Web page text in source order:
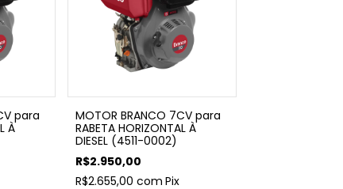
para
À
MOTOR BRANCO 7CV para
RABETA HORIZONTAL À
DIESEL (4511-0002)
R$2.950,00
R$2.655,00 com Pix